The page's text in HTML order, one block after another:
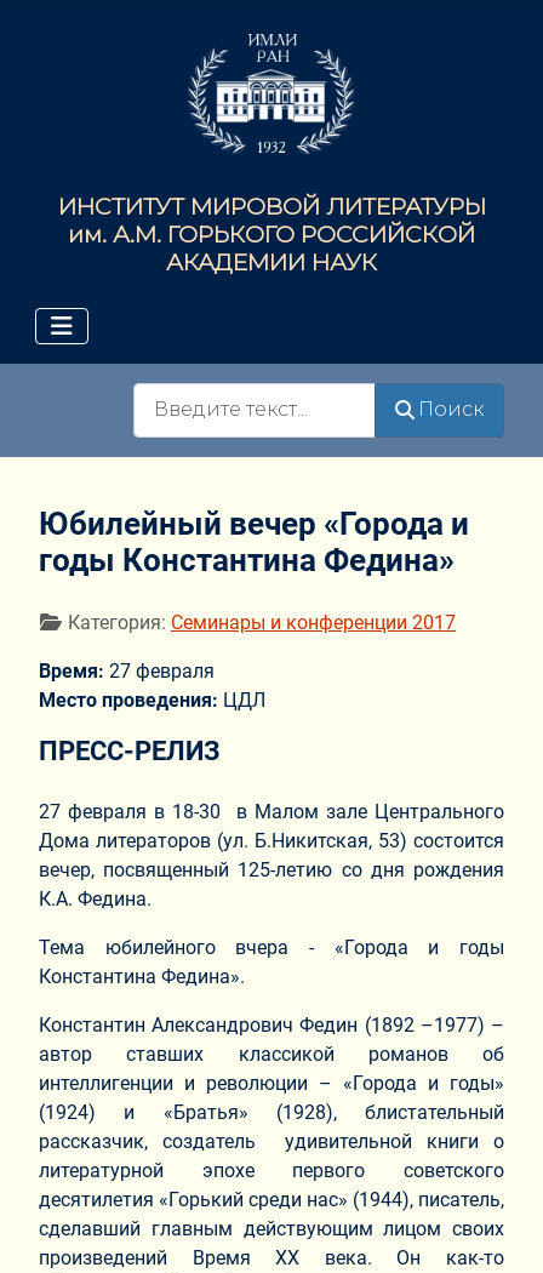
ИНСТИТУТ МИРОВОЙ ЛИТЕРАТУРЫ
им. А.М. ГОРЬКОГО РОССИЙСКОЙ
АКАДЕМИИ НАУК
Поиск
Юбилейный вечер «Города и
годы Константина Федина»
Информация о материале
Категория: Семинары и конференции 2017
Время: 27 февраля
Место проведения: ЦДЛ
ПРЕСС-РЕЛИЗ
27 февраля в 18-30 в Малом зале Центрального
Дома литераторов (ул. Б.Никитская, 53) состоится
вечер, посвященный 125-летию со дня рождения
К.А. Федина.
Тема юбилейного вчера - «Города и годы
Константина Федина».
Константин Александрович Федин (1892 –1977) –
автор ставших классикой романов об
интеллигенции и революции – «Города и годы»
(1924) и «Братья» (1928), блистательный
рассказчик, создатель удивительной книги о
литературной эпохе первого советского
десятилетия «Горький среди нас» (1944), писатель,
сделавший главным действующим лицом своих
произведений Время ХХ века. Он как-то